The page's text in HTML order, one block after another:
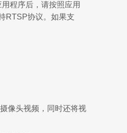
程序后，请按照应用
RTSP协议。如果支
像头视频，同时还将视